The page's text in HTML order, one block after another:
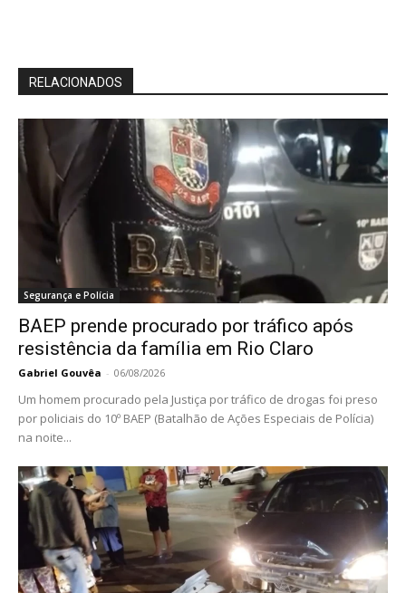
RELACIONADOS
Segurança e Polícia
BAEP prende procurado por tráfico após
resistência da família em Rio Claro
Gabriel Gouvêa - 06/08/2026
Um homem procurado pela Justiça por tráfico de drogas foi preso
por policiais do 10º BAEP (Batalhão de Ações Especiais de Polícia)
na noite...